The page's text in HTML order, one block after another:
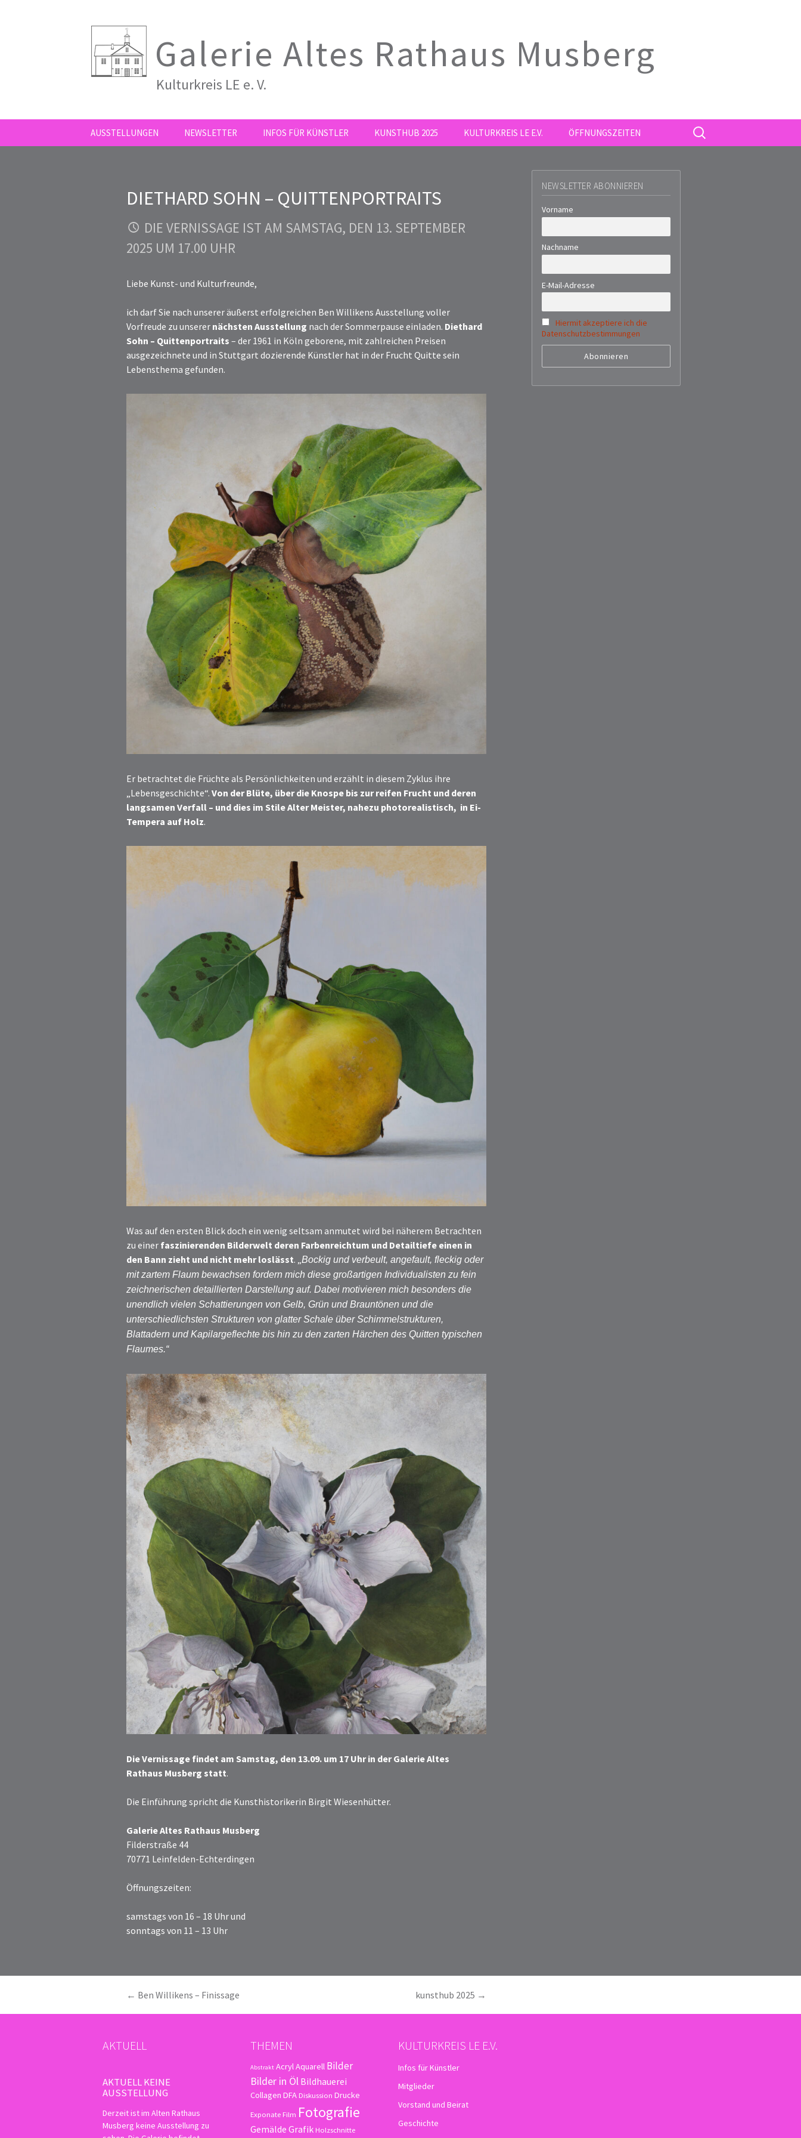
Galerie Altes Rathaus Musberg
Kulturkreis LE e. V.
AUSSTELLUNGEN NEWSLETTER INFOS FÜR KÜNSTLER KUNSTHUB 2025 KULTURKREIS LE E.V. ÖFFNUNGSZEITEN
SUCHE
NACH:
DIETHARD SOHN – QUITTENPORTRAITS
DIE VERNISSAGE IST AM SAMSTAG, DEN 13. SEPTEMBER
2025 UM 17.00 UHR
Liebe Kunst- und Kulturfreunde,
ich darf Sie nach unserer äußerst erfolgreichen Ben Willikens Ausstellung voller
Vorfreude zu unserer nächsten Ausstellung nach der Sommerpause einladen. Diethard
Sohn – Quittenportraits – der 1961 in Köln geborene, mit zahlreichen Preisen
ausgezeichnete und in Stuttgart dozierende Künstler hat in der Frucht Quitte sein
Lebensthema gefunden.
Er betrachtet die Früchte als Persönlichkeiten und erzählt in diesem Zyklus ihre
„Lebensgeschichte“. Von der Blüte, über die Knospe bis zur reifen Frucht und deren
langsamen Verfall – und dies im Stile Alter Meister, nahezu photorealistisch, in Ei-
Tempera auf Holz.
Was auf den ersten Blick doch ein wenig seltsam anmutet wird bei näherem Betrachten
zu einer faszinierenden Bilderwelt deren Farbenreichtum und Detailtiefe einen in
den Bann zieht und nicht mehr loslässt. „Bockig und verbeult, angefault, fleckig oder
mit zartem Flaum bewachsen fordern mich diese großartigen Individualisten zu fein
zeichnerischen detaillierten Darstellung auf. Dabei motivieren mich besonders die
unendlich vielen Schattierungen von Gelb, Grün und Brauntönen und die
unterschiedlichsten Strukturen von glatter Schale über Schimmelstrukturen,
Blattadern und Kapilargeflechte bis hin zu den zarten Härchen des Quitten typischen
Flaumes.“
Die Vernissage findet am Samstag, den 13.09. um 17 Uhr in der Galerie Altes
Rathaus Musberg statt.
Die Einführung spricht die Kunsthistorikerin Birgit Wiesenhütter.
Galerie Altes Rathaus Musberg
Filderstraße 44
70771 Leinfelden-Echterdingen
Öffnungszeiten:
samstags von 16 – 18 Uhr und
sonntags von 11 – 13 Uhr
BEITRAGSNAVIGATION
← Ben Willikens – Finissage kunsthub 2025 →
NEWSLETTER ABONNIEREN
Vorname
Nachname
E-Mail-Adresse
Hiermit akzeptiere ich die
Datenschutzbestimmungen
AKTUELL
AKTUELL KEINE
AUSSTELLUNG
Derzeit ist im Alten Rathaus
Musberg keine Ausstellung zu
THEMEN
Abstrakt AcrylAquarell Bilder
Bilder in Öl Bildhauerei
Collagen DFA Diskussion Drucke
Exponate Film Fotografie
Gemälde Grafik Holzschnitte
KULTURKREIS LE E.V.
Infos für Künstler
Mitglieder
Vorstand und Beirat
Geschichte